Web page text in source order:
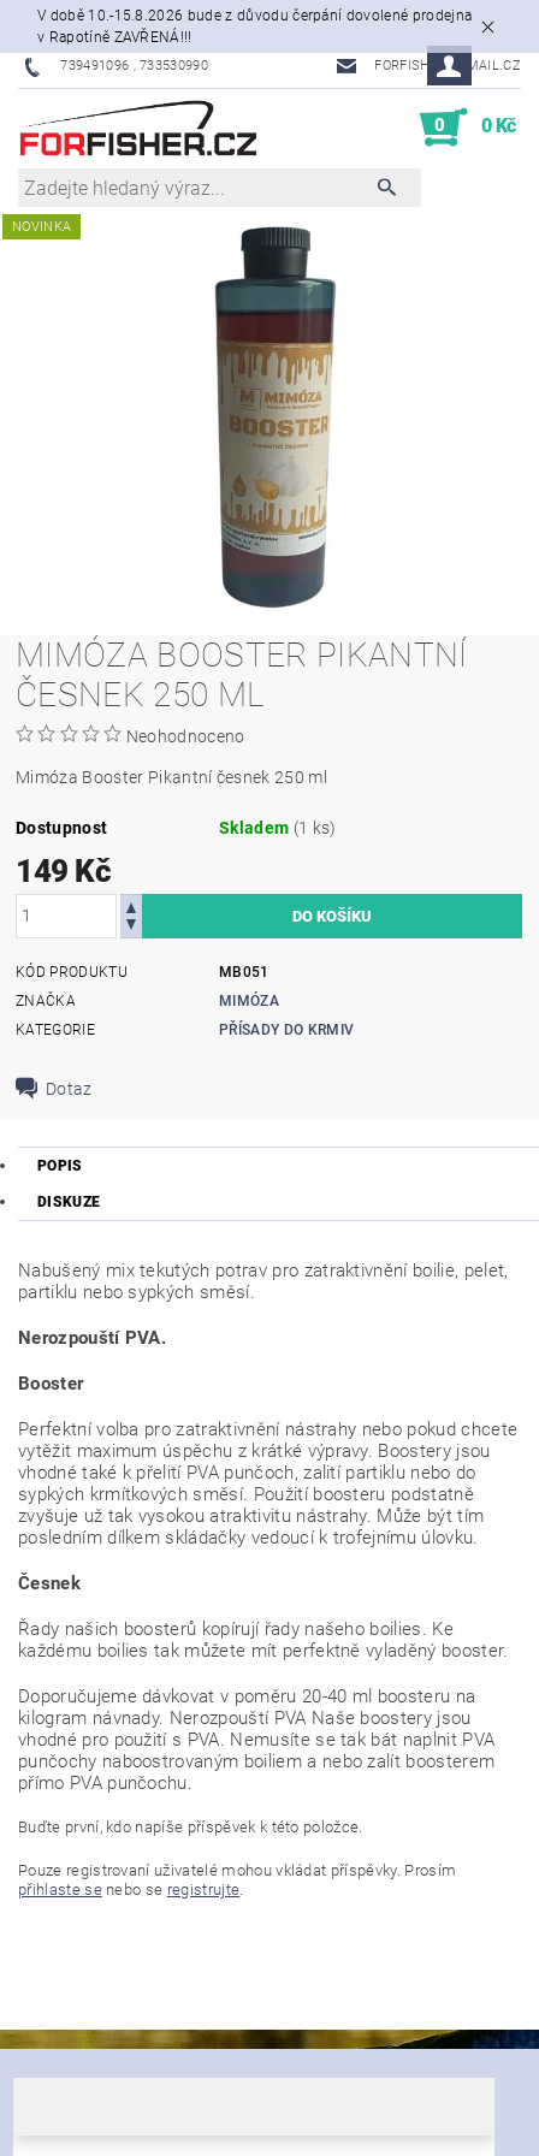
V době 10.-15.8.2026 bude z důvodu čerpání dovolené prodejna
v Rapotíně ZAVŘENÁ!!!
739491096 , 733530990 FORFISHER@EMAIL.CZ
0 0 Kč
NOVINKA
MIMÓZA BOOSTER PIKANTNÍ
ČESNEK 250 ML
Neohodnoceno
Mimóza Booster Pikantní česnek 250 ml
Dostupnost Skladem (1 ks)
149 Kč
KÓD PRODUKTU
MB051
ZNAČKA
MIMÓZA
KATEGORIE
PŘÍSADY DO KRMIV
Dotaz
POPIS
DISKUZE
Nabušený mix tekutých potrav pro zatraktivnění boilie, pelet,
partiklu nebo sypkých směsí.
Nerozpouští PVA.
Booster
Perfektní volba pro zatraktivnění nástrahy nebo pokud chcete
vytěžit maximum úspěchu z krátké výpravy. Boostery jsou
vhodné také k přelití PVA punčoch, zalití partiklu nebo do
sypkých krmítkových směsí. Použití boosteru podstatně
zvyšuje už tak vysokou atraktivitu nástrahy. Může být tím
posledním dílkem skládačky vedoucí k trofejnímu úlovku.
Česnek
Řady našich boosterů kopírují řady našeho boilies. Ke
každému boilies tak můžete mít perfektně vyladěný booster.
Doporučujeme dávkovat v poměru 20-40 ml boosteru na
kilogram návnady. Nerozpouští PVA Naše boostery jsou
vhodné pro použití s PVA. Nemusíte se tak bát naplnit PVA
punčochy naboostrovaným boiliem a nebo zalít boosterem
přímo PVA punčochu.
Buďte první, kdo napíše příspěvek k této položce.
Pouze registrovaní uživatelé mohou vkládat příspěvky. Prosím
přihlaste senebo se registrujte.